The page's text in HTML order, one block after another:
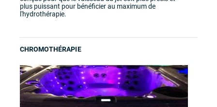
plus puissant pour bénéficier au maximum de
l'hydrothérapie.
CHROMOTHÉRAPIE